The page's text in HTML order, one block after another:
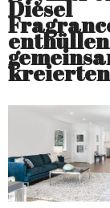
Diesel
enthüllen